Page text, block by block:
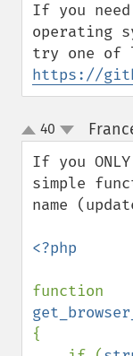
If you
operating
https://
up
down
40
If you
simple
name
<?php
{